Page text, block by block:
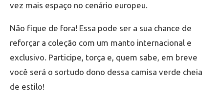
vez mais espaço no cenário europeu.
Não fique de fora! Essa pode ser a sua chance de
reforçar a coleção com um manto internacional e
exclusivo. Participe, torça e, quem sabe, em breve
você será o sortudo dono dessa camisa verde cheia
de estilo!